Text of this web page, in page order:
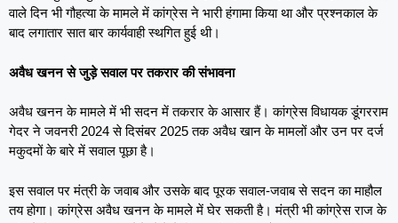
वाले दिन भी गौहत्या के मामले में कांग्रेस ने भारी हंगामा किया था और प्रश्नकाल के
बाद लगातार सात बार कार्यवाही स्थगित हुई थी।
अवैध खनन से जुड़े सवाल पर तकरार की संभावना
अवैध खनन के मामले में भी सदन में तकरार के आसार हैं। कांग्रेस विधायक डूंगरराम
गेदर ने जवनरी 2024 से दिसंबर 2025 तक अवैध खान के मामलों और उन पर दर्ज
मकुदमों के बारे में सवाल पूछा है।
इस सवाल पर मंत्री के जवाब और उसके बाद पूरक सवाल-जवाब से सदन का माहौल
तय होगा। कांग्रेस अवैध खनन के मामले में घेर सकती है। मंत्री भी कांग्रेस राज के